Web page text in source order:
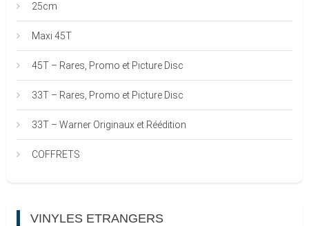
25cm
Maxi 45T
45T – Rares, Promo et Picture Disc
33T – Rares, Promo et Picture Disc
33T – Warner Originaux et Réédition
COFFRETS
VINYLES ETRANGERS